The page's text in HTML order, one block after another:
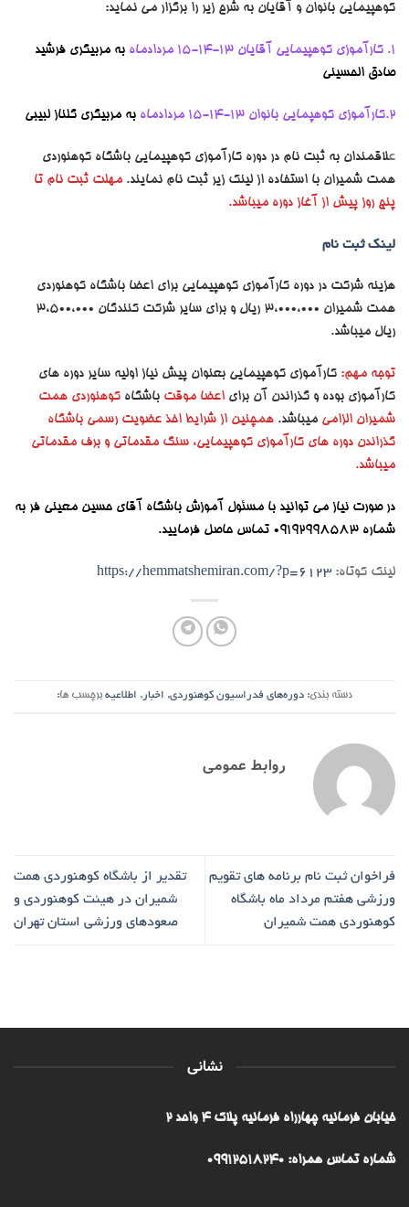
کوهپیمایی بانوان و آقایان به شرح زیر را برگزار می نماید:
۱. کارآموزی کوهپیمایی آقایان 13-14-15 مردادماه
به مربیگری فرشید
صادق الحسینی
۲.کارآموزی کوهپمایی بانوان 13-14-15 مردادماه به مربیگری گلناز لبیبی
علاقمندان به ثبت نام در دوره کارآموزی کوهپیمایی باشگاه کوهنوردی
همت شمیران با استفاده از لینک زیر ثبت نام نمایند. مهلت ثبت نام تا
پنج روز پیش از آغاز دوره میباشد.
لینک ثبت نام
هزینه شرکت در دوره کارآموزی کوهپیمایی برای اعضا باشگاه کوهنوردی
همت شمیران 3،000،000 ریال و برای سایر شرکت کنندگان 3،500،000
ریال میباشد.
توجه مهم: کارآموزی کوهپیمایی بعنوان پیش نیاز اولیه سایر دوره های
کارآموزی بوده و گذراندن آن برای اعضا موقت باشگاه کوهنوردی همت
شمیران الزامی میباشد. همچنین از شرایط اخذ عضویت رسمی باشگاه
گذراندن دوره های کارآموزی کوهپیمایی، سنگ مقدماتی و برف مقدماتی
میباشد.
در صورت نیاز می توانید با مسئول آموزش باشگاه آقای حسین معینی فر به
شماره 09192998583 تماس حاصل فرمایید.
لینک کوتاه: https://hemmatshemiran.com/?p=6123
دسته بندی: دوره‌های فدراسیون کوهنوردی, اخبار , اطلاعیه برچسب ها:
روابط عمومی
فراخوان ثبت نام برنامه های تقویم
ورزشی هفتم مرداد ماه باشگاه
کوهنوردی همت شمیران
تقدیر از باشگاه کوهنوردی همت
شمیران در هیئت کوهنوردی و
صعودهای ورزشی استان تهران
نشانی
خیابان فرمانیه چهارراه فرمانیه پلاک ۴ واحد ۲
شماره تماس همراه: 09912518240